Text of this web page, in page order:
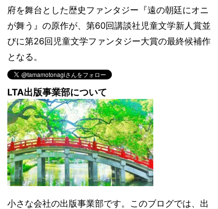
府を舞台とした歴史ファンタジー『遠の朝廷にオニ
が舞う』の原作が、第60回講談社児童文学新人賞並
びに第26回児童文学ファンタジー大賞の最終候補作
となる。
LTA出版事業部について
小さな会社の出版事業部です。このブログでは、出